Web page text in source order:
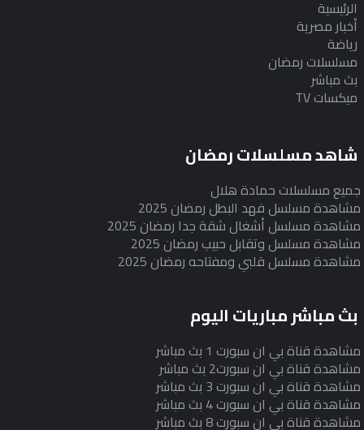
الرئيسية
أخبار مصرية
رياضة
مسلسلات رمضان
بث مباشر
ميكسات TV
شاهد مسلسلات رمضان
جميع مسلسلات حمادة هلال
مشاهدة مسلسل فهد البطل رمضان 2025
مشاهدة مسلسل أشغال شقة جدا رمضان 2025
مشاهدة مسلسل وتقابل حبيب رمضان 2025
مشاهدة مسلسل قلبي ومفتاحه رمضان 2025
بث مباشر مباريات اليوم
مشاهدة قناة بي ان سبورت 1 بث مباشر
مشاهدة قناة بي ان سبورت2 بث مباشر
مشاهدة قناة بي ان سبورت 3 بث مباشر
مشاهدة قناة بي ان سبورت 4 بث مباشر
مشاهدة قناة بي ان سبورت 8 بث مباشر